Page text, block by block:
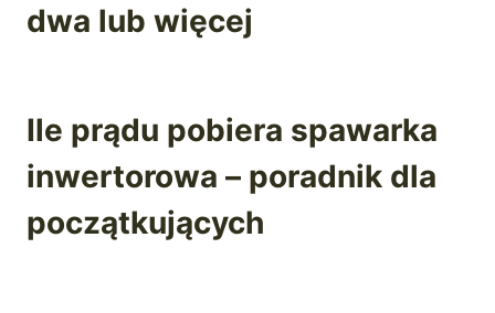
dwa lub więcej
Ile prądu pobiera spawarka
inwertorowa – poradnik dla
początkujących